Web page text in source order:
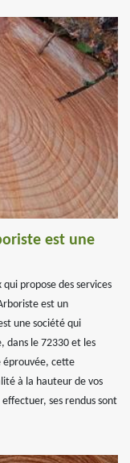
est une
propose des services
est un
une société qui
dans le 72330 et les
éprouvée, cette
à la hauteur de vos
ses rendus sont